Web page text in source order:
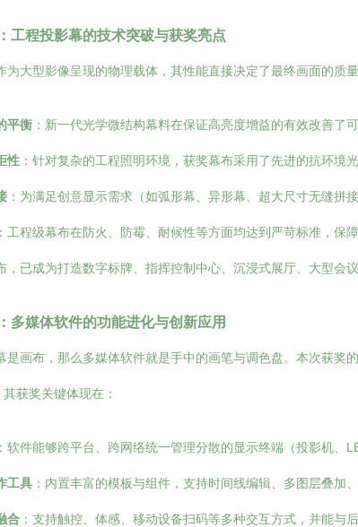
工程投影幕的技术突破与获奖亮点
为大型影像呈现的物理载体，其性能直接决定了最终画面的质
平衡 ：新一代光学微结构幕料在保证高亮度增益的有效改善了
性 ：针对复杂的工程照明环境，获奖幕布采用了先进的抗环境
：为满足创意显示需求（如弧形幕、异形幕、超大尺寸无缝拼
：工程级幕布在防火、防霉、耐候性等方面均达到严苛标准，保
，已成为打造数字标牌、指挥控制中心、沉浸式展厅、大型会
多媒体软件的功能进化与创新应用
是画布，那么多媒体软件就是手中的画笔与调色盘。本次获奖的
获奖关键体现在：
：软件能够跨平台、跨网络统一管理分散的显示终端（投影机、
工具 ：内置丰富的模板与组件，支持时间线编辑、多图层叠加
合 ：支持触控、体感、移动设备扫码等多种交互方式，并能与